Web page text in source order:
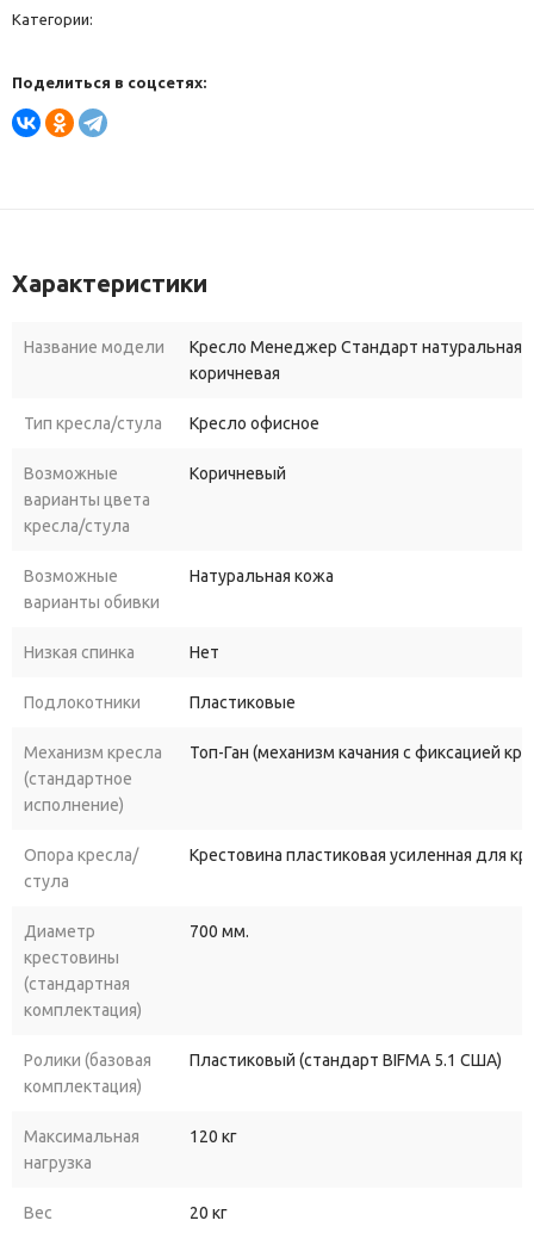
Категории:
Поделиться в соцсетях:
Характеристики
Название модели
Кресло Менеджер Стандарт натуральная
коричневая
Тип кресла/стула Кресло офисное
Возможные
варианты цвета
кресла/стула
Коричневый
Возможные
варианты обивки
Натуральная кожа
Низкая спинка Нет
Подлокотники Пластиковые
Механизм кресла
(стандартное
исполнение)
Топ-Ган (механизм качания с фиксацией
Опора кресла/
стула
Крестовина пластиковая усиленная для
Диаметр
крестовины
(стандартная
комплектация)
700 мм.
Ролики (базовая
комплектация)
Пластиковый (стандарт BIFMA 5.1 США)
Максимальная
нагрузка
120 кг
Вес 20 кг